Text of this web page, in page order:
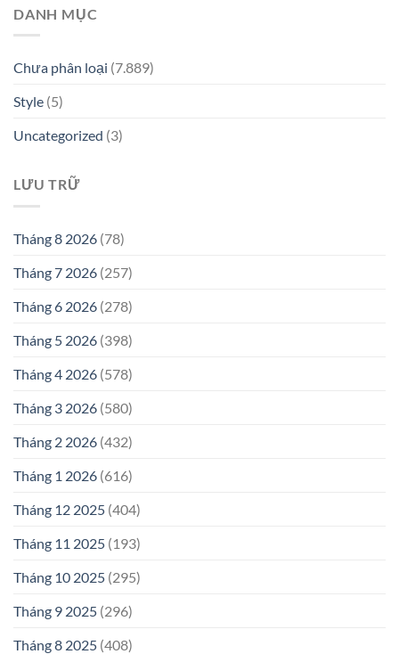
DANH MỤC
Chưa phân loại (7.889)
Style (5)
Uncategorized (3)
LƯU TRỮ
Tháng 8 2026 (78)
Tháng 7 2026 (257)
Tháng 6 2026 (278)
Tháng 5 2026 (398)
Tháng 4 2026 (578)
Tháng 3 2026 (580)
Tháng 2 2026 (432)
Tháng 1 2026 (616)
Tháng 12 2025 (404)
Tháng 11 2025 (193)
Tháng 10 2025 (295)
Tháng 9 2025 (296)
Tháng 8 2025 (408)